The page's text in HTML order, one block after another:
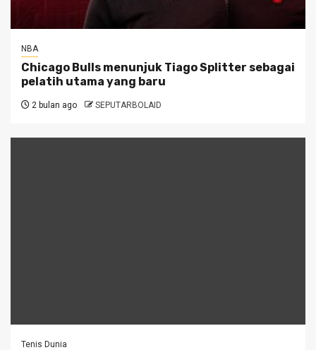
NBA
Chicago Bulls menunjuk Tiago Splitter sebagai
pelatih utama yang baru
2 bulan ago SEPUTARBOLAID
Tenis Dunia